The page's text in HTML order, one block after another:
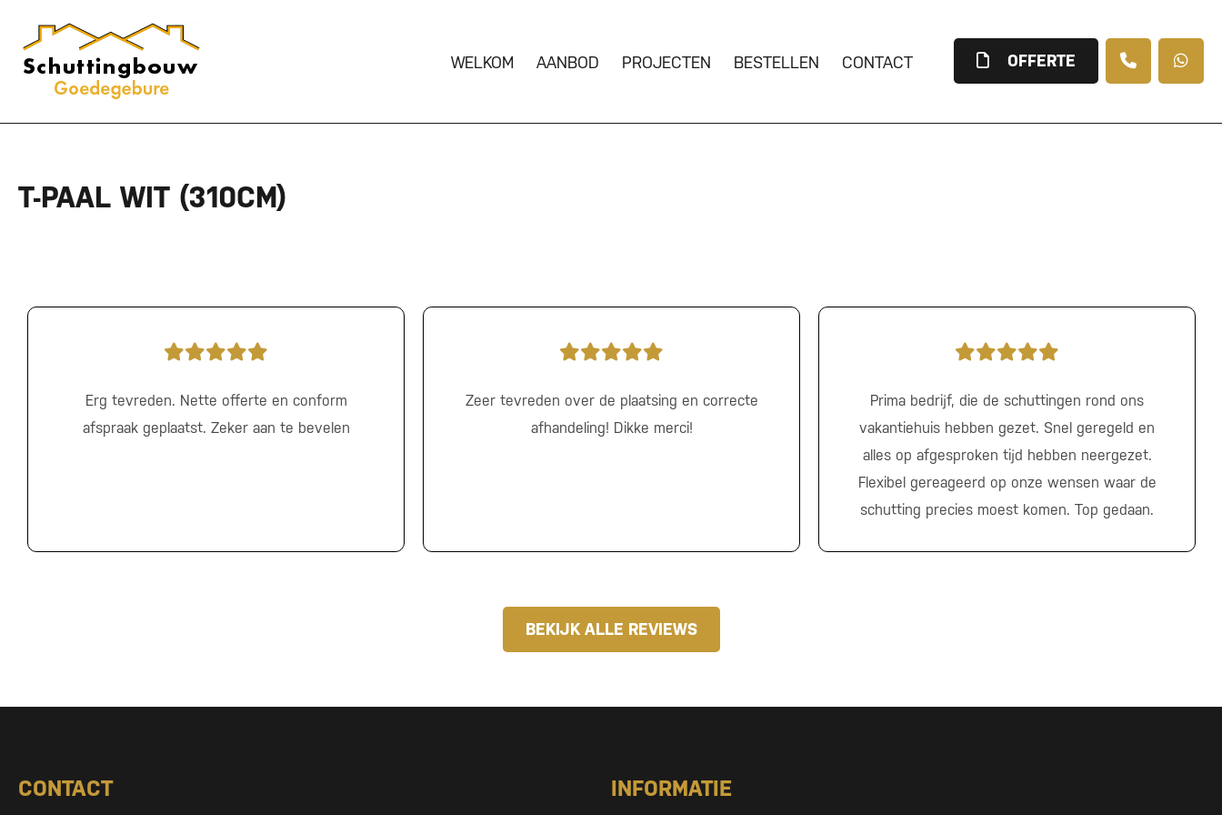
WELKOM AANBOD PROJECTEN BESTELLEN CONTACT OFFERTE
T-PAAL WIT (310CM)
Erg tevreden. Nette offerte en conform
afspraak geplaatst. Zeker aan te bevelen
Zeer tevreden over de plaatsing en correcte
afhandeling! Dikke merci!
Prima bedrijf, die de schuttingen rond ons
vakantiehuis hebben gezet. Snel geregeld en
alles op afgesproken tijd hebben neergezet.
Flexibel gereageerd op onze wensen waar de
schutting precies moest komen. Top gedaan.
BEKIJK ALLE REVIEWS
CONTACT INFORMATIE